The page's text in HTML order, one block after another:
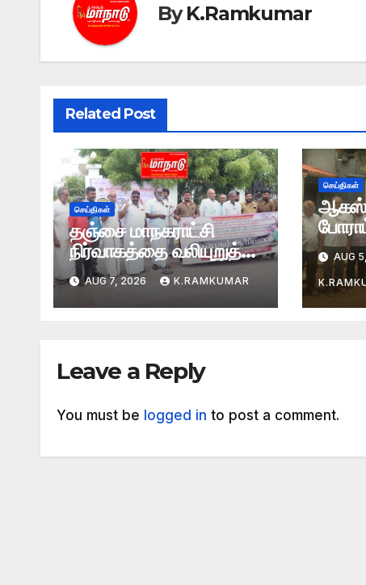
ByK.Ramkumar
Related Post
செய்திகள்
தஞ்சை மாநகராட்சி
நிர்வாகத்தை வலியுறுத்தி
ஆர்ப்பாட்டம்
AUG 7, 2026 K.RAMKUMAR
செய்திகள்
AUG
Leave a Reply
You must be logged in to post a comment.